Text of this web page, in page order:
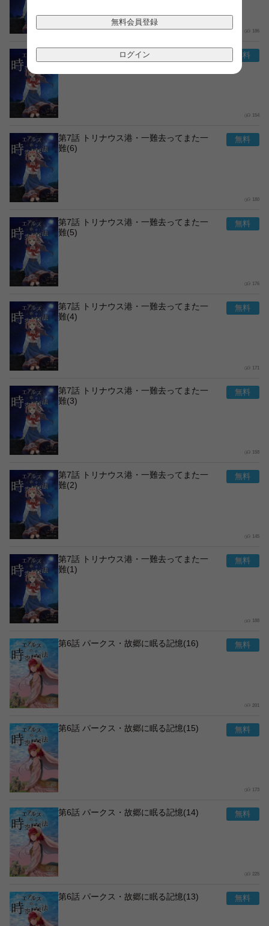
無料会員登録
ログイン
186
第7話 トリナウス港・一難去ってまた一
難(7)
154
第7話 トリナウス港・一難去ってまた一
難(6)
180
第7話 トリナウス港・一難去ってまた一
難(5)
176
第7話 トリナウス港・一難去ってまた一
難(4)
171
第7話 トリナウス港・一難去ってまた一
難(3)
158
第7話 トリナウス港・一難去ってまた一
難(2)
145
第7話 トリナウス港・一難去ってまた一
難(1)
188
第6話 パークス・故郷に眠る記憶(16)
201
第6話 パークス・故郷に眠る記憶(15)
173
第6話 パークス・故郷に眠る記憶(14)
225
第6話 パークス・故郷に眠る記憶(13)